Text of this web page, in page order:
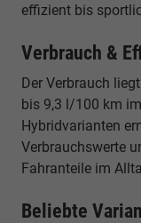
effizient bis
Verbrauch &
Der Verbrauch
bis 9,3 l/100 km
Hybridvarianten
Verbrauchswerte
Fahranteile im
Beliebte